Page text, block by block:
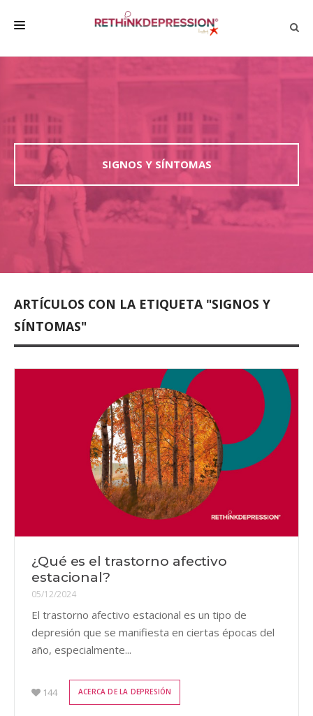
HABLAR CON LOS DEMÁS
BIENESTAR
FAMILIA Y AMIGOS
EMPRESA
DEPRESSÃO SEM RODEIOS
SIGNOS Y SÍNTOMAS
ARTÍCULOS CON LA ETIQUETA "SIGNOS Y
SÍNTOMAS"
¿Qué es el trastorno afectivo
estacional?
05/12/2024
El trastorno afectivo estacional es un tipo de
depresión que se manifiesta en ciertas épocas del
año, especialmente...
144 ACERCA DE LA DEPRESIÓN